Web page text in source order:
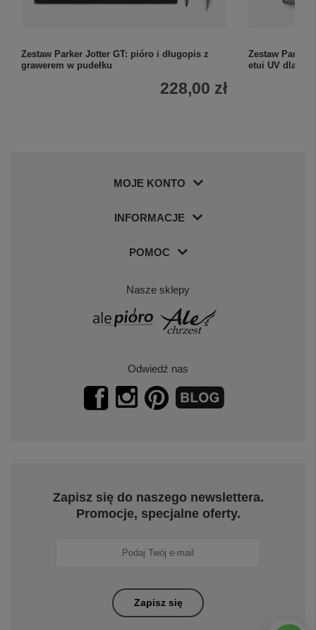
Zestaw Parker Jotter GT: pióro i długopis z
grawerem w pudełku
228,00 zł
Zestaw Parker
etui UV dla
MOJE KONTO
INFORMACJE
POMOC
Nasze sklepy
Odwiedź nas
Zapisz się do naszego newslettera.
Promocje, specjalne oferty.
Zapisz się